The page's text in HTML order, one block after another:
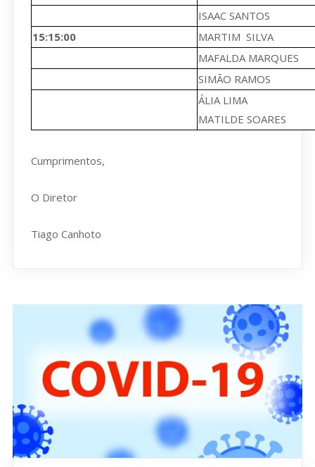
ISAAC SANTOS
15:15:00
MARTIM SILVA
MAFALDA MARQUES
SIMÃO RAMOS
ÁLIA LIMA
MATILDE SOARES
Cumprimentos,
O Diretor
Tiago Canhoto